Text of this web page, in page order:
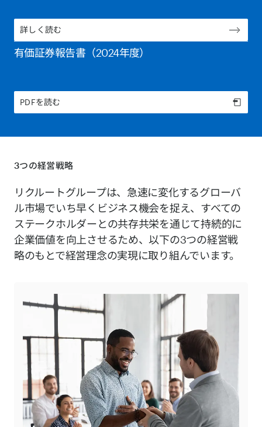
詳しく読む
有価証券報告書（2024年度）
PDFを読む
3つの経営戦略
リクルートグループは、急速に変化するグローバ
ル市場でいち早くビジネス機会を捉え、すべての
ステークホルダーとの共存共栄を通じて持続的に
企業価値を向上させるため、以下の3つの経営戦
略のもとで経営理念の実現に取り組んでいます。